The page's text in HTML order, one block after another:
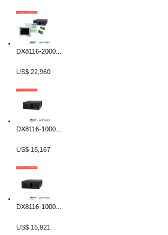
DX8116-2000...
US$ 22,960
DX8116-1000...
US$ 15,167
DX8116-1000...
US$ 15,921